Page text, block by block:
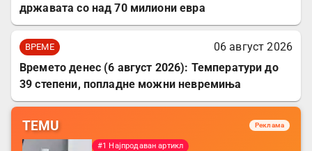
државата со над 70 милиони евра
ВРЕМЕ
06 август 2026
Времето денес (6 август 2026): Температури до
39 степени, попладне можни невремиња
TEMU Реклама
#1 Најпродаван артикл